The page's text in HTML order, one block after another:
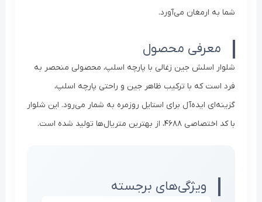
شما به ارمغان می‌آورد.
معرفی محصول
شلوار اسلش جین زغالی با پارچه اسلپ، محصولی منحصر به
فرد است که با ترکیب ظاهر جین و راحتی پارچه اسلپ،
گزینه‌ای ایده‌آل برای استایل روزمره به شمار می‌رود. این شلوار
با کد اختصاصی ۴۶۸۸، از بهترین متریال‌ها تولید شده است.
ویژگی‌های برجسته